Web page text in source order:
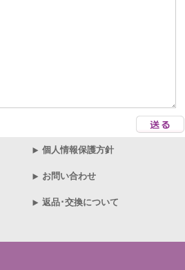
個人情報保護方針
お問い合わせ
返品･交換について